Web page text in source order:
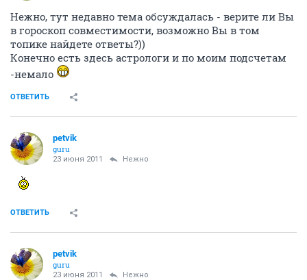
Нежно, тут недавно тема обсуждалась - верите ли Вы
в гороскоп совместимости, возможно Вы в том
топике найдете ответы?))
Конечно есть здесь астрологи и по моим подсчетам
-немало
ОТВЕТИТЬ
petvik
guru
23 июня 2011 Нежно
ОТВЕТИТЬ
petvik
guru
23 июня 2011 Нежно